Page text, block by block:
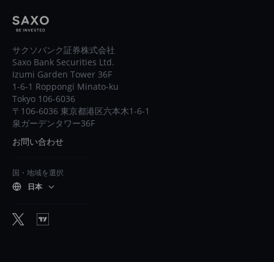
サクソバンク証券株式会社
Saxo Bank Securities Ltd.
Izumi Garden Tower 36F
1-6-1 Roppongi Minato-ku
Tokyo 106-6036
〒106-6036 東京都港区六本木1-6-1
泉ガーデンタワー36F
お問い合わせ
国・地域を選択
日本